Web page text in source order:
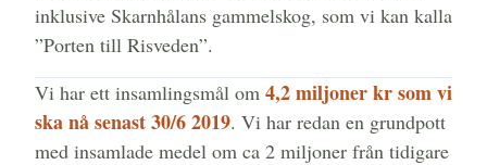
inklusive Skarnhålans gammelskog, som vi kan kalla
”Porten till Risveden”.
Vi har ett insamlingsmål om 4,2 miljoner kr som vi
ska nå senast 30/6 2019. Vi har redan en grundpott
med insamlade medel om ca 2 miljoner från tidigare